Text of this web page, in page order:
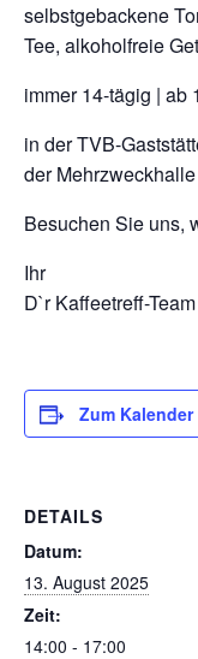
selbstgebackene
Tee, alkoholfreie
immer 14-tägig | ab
in der TVB-
der
Besuchen Sie uns,
Ihr
D`r Kaffeetreff-Team
Zum
DETAILS
Datum:
13. August 2025
Zeit:
14:00 - 17:00